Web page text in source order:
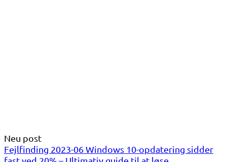
Neu post
Fejlfinding 2023-06 Windows 10-opdatering sidder